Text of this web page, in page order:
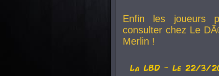
Enfin les joueurs
consulter chez Le
Merlin !
La LBD - Le 22/3/